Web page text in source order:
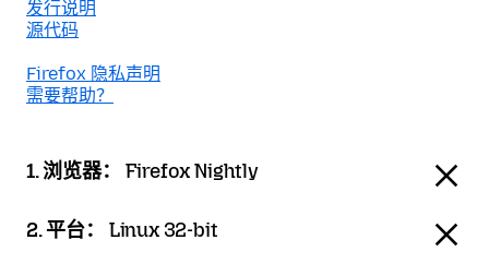
发行说明
源代码
Firefox 隐私声明
需要帮助？
1. 浏览器： Firefox Nightly
2. 平台： Linux 32-bit